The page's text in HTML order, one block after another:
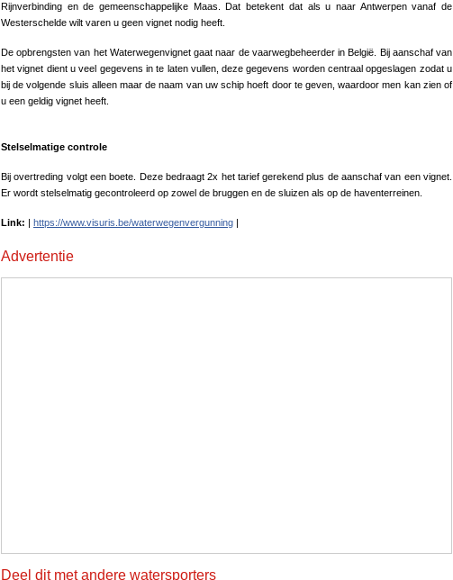
Rijnverbinding en de gemeenschappelijke Maas. Dat betekent dat als u naar Antwerpen vanaf de
Westerschelde wilt varen u geen vignet nodig heeft.
De opbrengsten van het Waterwegenvignet gaat naar de vaarwegbeheerder in België. Bij aanschaf van
het vignet dient u veel gegevens in te laten vullen, deze gegevens worden centraal opgeslagen zodat u
bij de volgende sluis alleen maar de naam van uw schip hoeft door te geven, waardoor men kan zien of
u een geldig vignet heeft.
Stelselmatige controle
Bij overtreding volgt een boete. Deze bedraagt 2x het tarief gerekend plus de aanschaf van een vignet.
Er wordt stelselmatig gecontroleerd op zowel de bruggen en de sluizen als op de haventerreinen.
Link: | https://www.visuris.be/waterwegenvergunning |
Advertentie
Deel dit met andere watersporters